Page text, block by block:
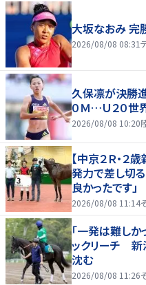
大坂なおみ 完
2026/08/08 08:31
久保凛が決勝
０Ｍ…Ｕ２０世
2026/08/08 10:20
【中京２Ｒ・２
発力で差し切
良かったです」
2026/08/08 11:14
「一発は難しか
ックリーチ 新
沈む
2026/08/08 11:26